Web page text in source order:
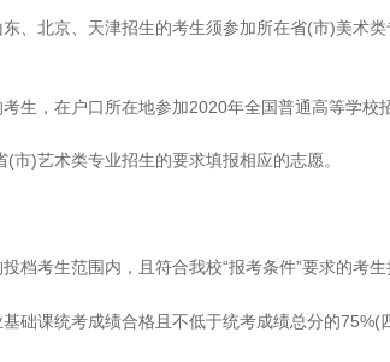
北京、天津招生的考生须参加所在省(市)美术类
，在户口所在地参加2020年全国普通高等学校招
)艺术类专业招生的要求填报相应的志愿。
考生范围内，且符合我校“报考条件”要求的考生
课统考成绩合格且不低于统考成绩总分的75%(